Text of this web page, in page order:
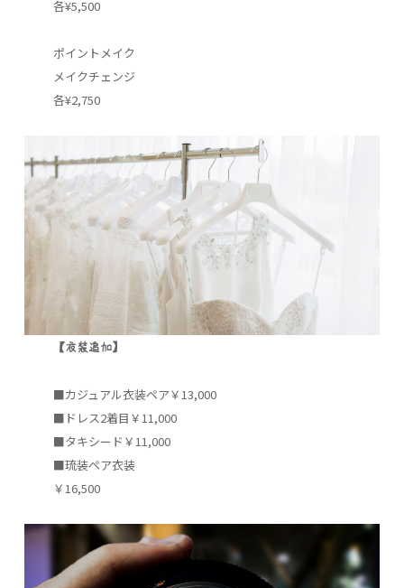
各¥5,500
ポイントメイク
メイクチェンジ
各¥2,750
【衣装追加】
■カジュアル衣装ペア￥13,000
■ドレス2着目￥11,000
■タキシード￥11,000
■琉装ペア衣装
￥16,500